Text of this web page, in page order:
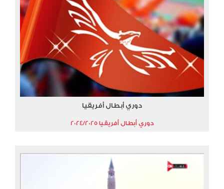
دوري أبطال أفريقيا
دوري أبطال أفريقيا 2024/2025